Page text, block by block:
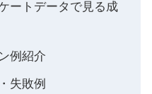
ートデータで見る成
例紹介
失敗例